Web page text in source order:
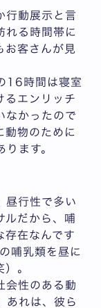
行動展示と言
れる時間帯に
お客さんが見
16時間は寝室
るエンリッチ
なかったので
動物のために
ます。
昼行性で多い
ルだから、哺
存在なんです
哺乳類を昼に
。
会性のある動
あれは、彼ら